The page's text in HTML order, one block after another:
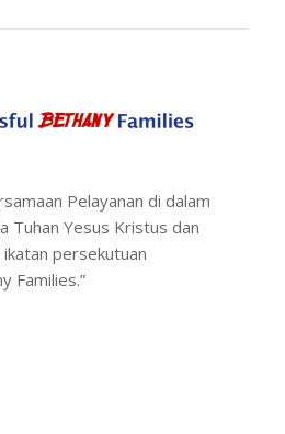
Pelayanan di dalam
Tuhan Yesus Kristus dan
persekutuan
Families.”